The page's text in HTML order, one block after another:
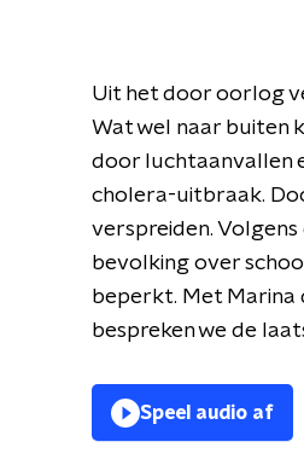
Uit het door oorlog
Wat wel naar buiten
door luchtaanvallen
cholera-uitbraak.
verspreiden.
bevolking over
beperkt. Met Marina
bespreken we de
Speel audio af